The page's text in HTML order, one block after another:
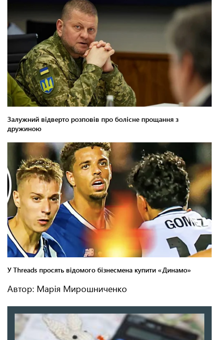
Автор: Марія Мирошниченко